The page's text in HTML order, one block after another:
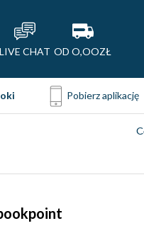
LIVE CHAT OD O,OOZŁ
Pobierz aplikację